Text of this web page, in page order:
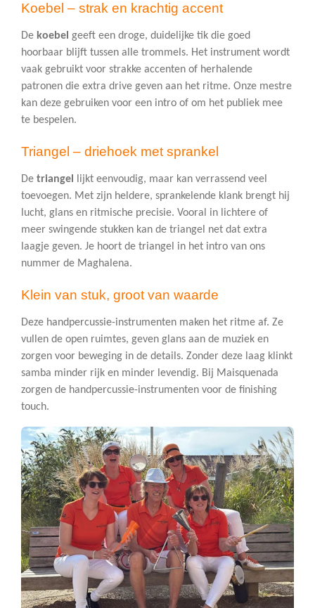
Koebel – strak en krachtig accent
De koebel geeft een droge, duidelijke tik die goed
hoorbaar blijft tussen alle trommels. Het instrument wordt
vaak gebruikt voor strakke accenten of herhalende
patronen die extra drive geven aan het ritme. Onze mestre
kan deze gebruiken voor een intro of om het publiek mee
te bespelen.
Triangel – driehoek met sprankel
De triangel
lijkt eenvoudig, maar kan verrassend veel
toevoegen. Met zijn heldere, sprankelende klank brengt hij
lucht, glans en ritmische precisie. Vooral in lichtere of
meer swingende stukken kan de triangel net dat extra
laagje geven. Je hoort de triangel in het intro van ons
nummer de Maghalena.
Klein van stuk, groot van waarde
Deze handpercussie-instrumenten maken het ritme af. Ze
vullen de open ruimtes, geven glans aan de muziek en
zorgen voor beweging in de details. Zonder deze laag klinkt
samba minder rijk en minder levendig. Bij Maisquenada
zorgen de handpercussie-instrumenten voor de finishing
touch.